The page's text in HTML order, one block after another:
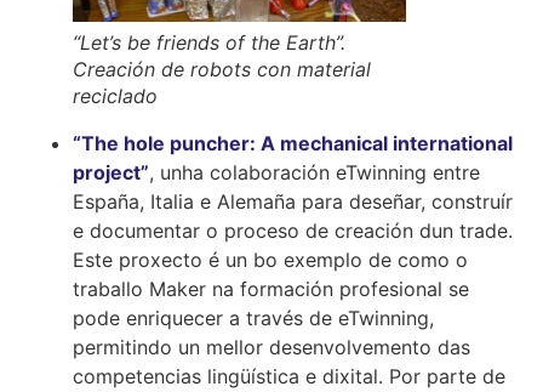
“Let’s be friends of the Earth”.
Creación de robots con material
reciclado
“The hole puncher: A mechanical international
project”, unha colaboración eTwinning entre
España, Italia e Alemaña para deseñar, construír
e documentar o proceso de creación dun trade.
Este proxecto é un bo exemplo de como o
traballo Maker na formación profesional se
pode enriquecer a través de eTwinning,
permitindo un mellor desenvolvemento das
competencias lingüística e dixital. Por parte de